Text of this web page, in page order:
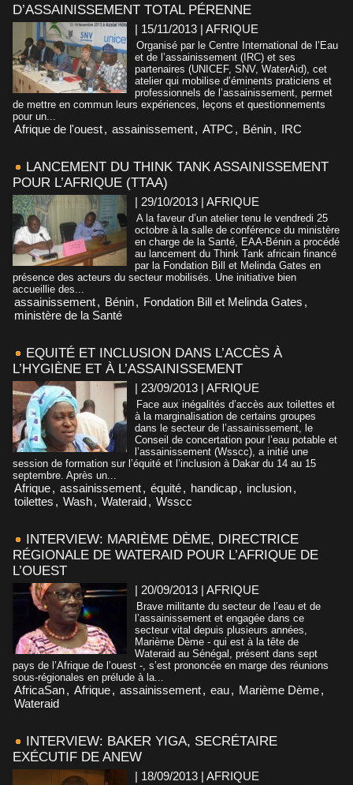
D’ASSAINISSEMENT TOTAL PÉRENNE
| 15/11/2013 | AFRIQUE
Organisé par le Centre International de l’Eau
et de l’assainissement (IRC) et ses
partenaires (UNICEF, SNV, WaterAid), cet
atelier qui mobilise d’éminents praticiens et
professionnels de l’assainissement, permet
de mettre en commun leurs expériences, leçons et questionnements
pour un...
Afrique de l'ouest, assainissement, ATPC , Bénin, IRC
LANCEMENT DU THINK TANK ASSAINISSEMENT
POUR L’AFRIQUE (TTAA)
| 29/10/2013 | AFRIQUE
A la faveur d’un atelier tenu le vendredi 25
octobre à la salle de conférence du ministère
en charge de la Santé, EAA-Bénin a procédé
au lancement du Think Tank africain financé
par la Fondation Bill et Melinda Gates en
présence des acteurs du secteur mobilisés. Une initiative bien
accueillie des...
assainissement, Bénin, Fondation Bill et Melinda Gates ,
ministère de la Santé
EQUITÉ ET INCLUSION DANS L’ACCÈS À
L’HYGIÈNE ET À L’ASSAINISSEMENT
| 23/09/2013 | AFRIQUE
Face aux inégalités d’accès aux toilettes et
à la marginalisation de certains groupes
dans le secteur de l’assainissement, le
Conseil de concertation pour l’eau potable et
l’assainissement (Wsscc), a initié une
session de formation sur l’équité et l’inclusion à Dakar du 14 au 15
septembre. Après un...
Afrique, assainissement, équité, handicap, inclusion,
toilettes , Wash, Wateraid, Wsscc
INTERVIEW: MARIÈME DÈME, DIRECTRICE
RÉGIONALE DE WATERAID POUR L’AFRIQUE DE
L’OUEST
| 20/09/2013 | AFRIQUE
Brave militante du secteur de l’eau et de
l’assainissement et engagée dans ce
secteur vital depuis plusieurs années,
Marième Dème - qui est à la tête de
Wateraid au Sénégal, présent dans sept
pays de l’Afrique de l’ouest -, s’est prononcée en marge des réunions
sous-régionales en prélude à la...
AfricaSan, Afrique, assainissement, eau, Marième Dème,
Wateraid
INTERVIEW: BAKER YIGA, SECRÉTAIRE
EXÉCUTIF DE ANEW
| 18/09/2013 | AFRIQUE